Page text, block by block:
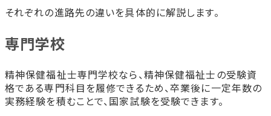
それぞれの進路先の違いを具体的に解説します。
専門学校
精神保健福祉士専門学校なら、精神保健福祉士の受験資
格である専門科目を履修できるため、卒業後に一定年数の
実務経験を積むことで、国家試験を受験できます。